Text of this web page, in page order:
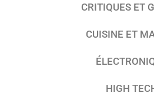
CRITIQUES ET
CUISINE ET
HIGH